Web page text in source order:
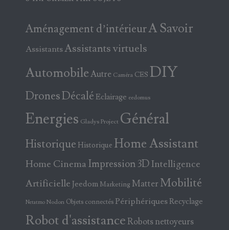
Aménagement d’intérieurA Savoir
AssistantsAssistants virtuels
AutomobileAutre Caméra CES DIY
DronesDécalé Eclairage eedomus
Energies Gladys Project Général
Historique Historique Home Assistant
Home Cinema Impression 3DIntelligence
Artificielle Jeedom Marketing Matter Mobilité
Netatmo Nodon Objets connectés PériphériquesRecyclage
Robot d'assistance Robots nettoyeurs